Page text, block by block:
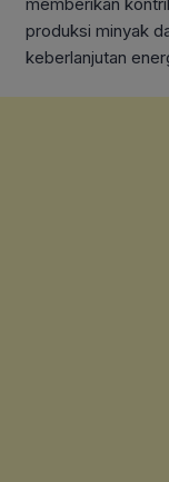
produksi minyak
keberlanjutan